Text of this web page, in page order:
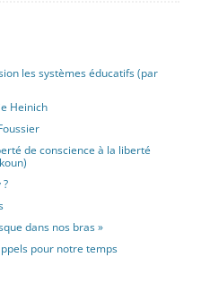
les systèmes éducatifs (par
Heinich
de conscience à la liberté
dans nos bras »
pour notre temps